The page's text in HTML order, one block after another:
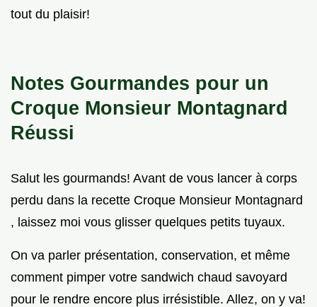
tout du plaisir!
Notes Gourmandes pour un
Croque Monsieur Montagnard
Réussi
Salut les gourmands! Avant de vous lancer à corps
perdu dans la recette Croque Monsieur Montagnard
, laissez moi vous glisser quelques petits tuyaux.
On va parler présentation, conservation, et même
comment pimper votre sandwich chaud savoyard
pour le rendre encore plus irrésistible. Allez, on y va!